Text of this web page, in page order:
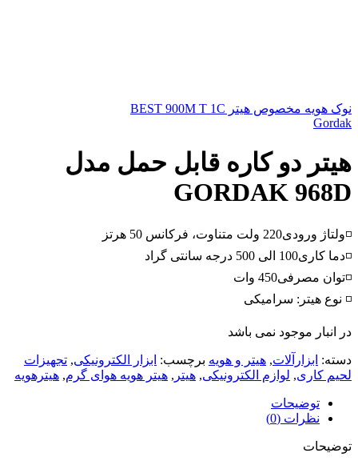
نوک هویه مخصوص هیتر BEST 900M T 1C
Gordak
هیتر دو کاره قابل حمل مدل
GORDAK 968D
◽ولتاژ ورودی220 ولت متناوت، فرکانس 50 هرتز
◽دما کاری100 الی 500 درجه سانتی گراد
◽توان مصرفی450 وات
◽ نوع هیتر: سرامیکی
در انبار موجود نمی باشد
دسته: ابزارآلات, هیتر و هویه برچسب: ابزار الکترونیکی, تجهیزات
لحیم کاری, لوازم الکترونیکی, هیتر , هیتر هویه هوای گرم, هیترهویه
توضیحات
نظرات (0)
توضیحات